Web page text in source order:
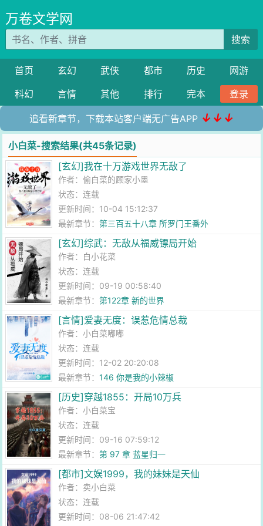
万卷文学网
搜索
首页 玄幻 武侠 都市 历史
网游
科幻
言情 其他 排行 完本 登录
追看新章节，下载本站客户端无广告APP ↓↓↓
小白菜-搜索结果(共45条记录)
[玄幻]我在十万游戏世界无敌了
作者：偷白菜的顾家小墨
状态：连载
更新时间：10-04 15:12:37
最新章节：第三百五十八章 所罗门王番外
[玄幻]综武：无敌从福威镖局开始
作者： 白小花菜
状态：连载
更新时间：09-19 00:58:40
最新章节：第122章 新的世界
[言情]爱妻无度：误惹危情总裁
作者： 小白菜嘟嘟
状态：连载
更新时间：12-02 20:20:08
最新章节：146 你是我的小辣椒
[历史]穿越1855：开局10万兵
作者： 小白菜宝
状态：连载
更新时间：09-16 07:59:12
最新章节：第 97 章 蓝星归一
[都市]文娱1999，我的妹妹是天仙
作者： 卖小白菜
状态：连载
更新时间：08-06 21:47:42